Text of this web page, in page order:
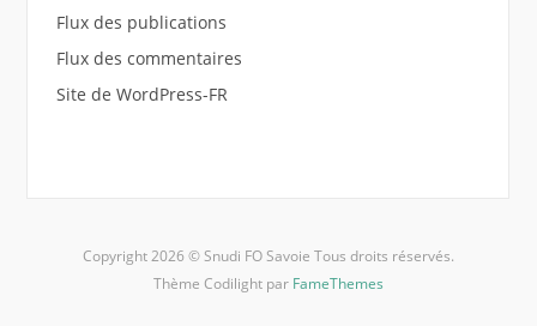
Flux des publications
Flux des commentaires
Site de WordPress-FR
Copyright 2026 © Snudi FO Savoie Tous droits réservés.
Thème Codilight par FameThemes